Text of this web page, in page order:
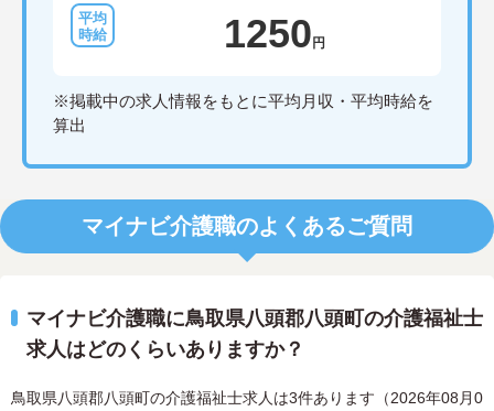
1250 円
※掲載中の求人情報をもとに平均月収・平均時給を
算出
マイナビ介護職のよくあるご質問
マイナビ介護職に鳥取県八頭郡八頭町の介護福祉士
求人はどのくらいありますか？
鳥取県八頭郡八頭町の介護福祉士求人は3件あります（2026年08月0